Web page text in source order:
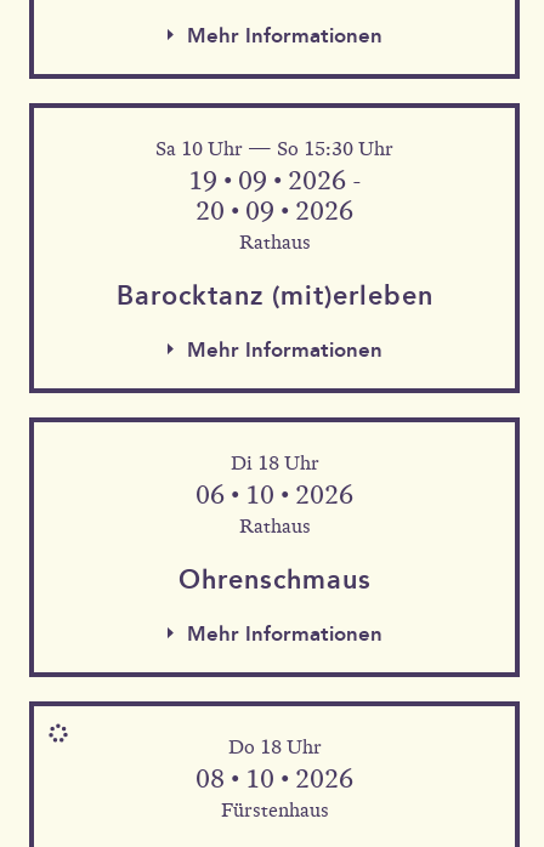
Mehr Informationen
Mehr Informationen
Sa 10 Uhr — So 15:30 Uhr
19 • 09 • 2026 -
20 • 09 • 2026
Rathaus
Barock­tanz (mit)erleben
Mehr Informationen
Mehr Informationen
Di 18 Uhr
06 • 10 • 2026
Rathaus
Ohren­schmaus
Mehr Informationen
Do 18 Uhr
08 • 10 • 2026
Fürstenhaus